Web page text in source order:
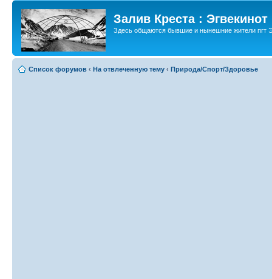
Залив Креста : Эгвекинот
Здесь общаются бывшие и нынешние жители пгт
Список форумов ‹ На отвлеченную тему ‹ Природа/Спорт/Здоровье